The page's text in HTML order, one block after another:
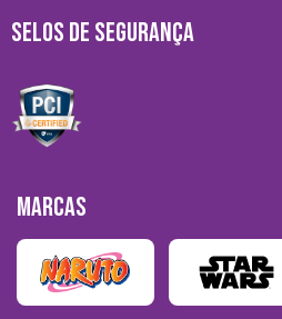
SELOS DE SEGURANÇA
MARCAS